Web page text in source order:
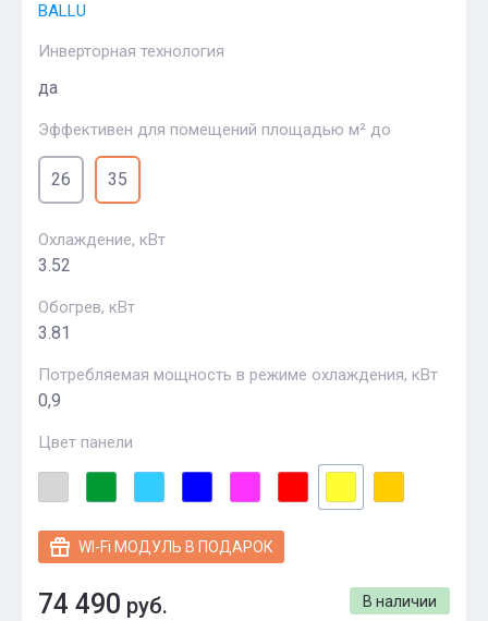
BALLU
Инверторная технология
да
Эффективен для помещений площадью м² до
26 35
Охлаждение, кВт
3.52
Обогрев, кВт
3.81
Потребляемая мощность в режиме охлаждения, кВт
0,9
Цвет панели
WI-Fi МОДУЛЬ В ПОДАРОК
В наличии
74 490 руб.